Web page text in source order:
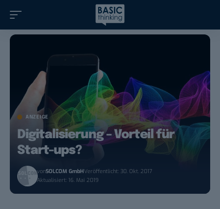
ANZEIGE
Digitalisierung – Vorteil für
Start-ups?
vonSOLCOM GmbHVeröffentlicht: 30. Okt. 2017
Aktualisiert: 16. Mai 2019